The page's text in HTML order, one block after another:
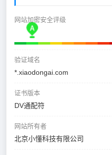
网站加密安全评级
验证域名
*.xiaodongai.com
证书版本
DV通配符
网站所有者
北京小懂科技有限公司